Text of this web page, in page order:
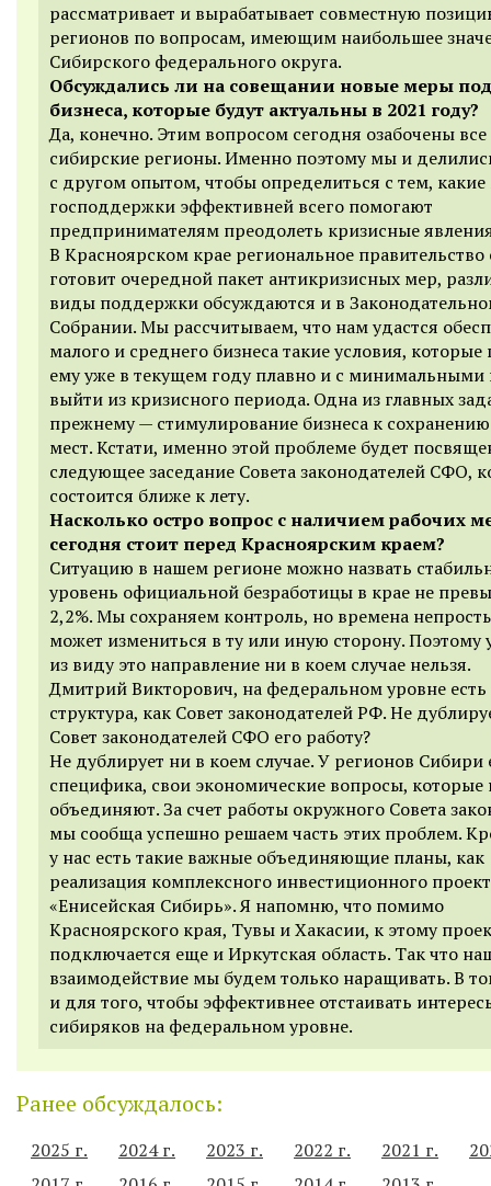
рассматривает и вырабатывает совместную
регионов по вопросам, имеющим наибольшее
Сибирского федерального округа.
Обсуждались ли на совещании новые меры
бизнеса, которые будут актуальны в 2021 году?
Да, конечно. Этим вопросом сегодня озабочены все
сибирские регионы. Именно поэтому мы и
с другом опытом, чтобы определиться с тем,
господдержки эффективней всего помогают
предпринимателям преодолеть кризисные
В Красноярском крае региональное правительство
готовит очередной пакет антикризисных мер,
виды поддержки обсуждаются и в
Собрании. Мы рассчитываем, что нам удастся
малого и среднего бизнеса такие условия, которые
ему уже в текущем году плавно и с минимальными
выйти из кризисного периода. Одна из главных
прежнему — стимулирование бизнеса к
мест. Кстати, именно этой проблеме будет
следующее заседание Совета законодателей СФО,
состоится ближе к лету.
Насколько остро вопрос с наличием рабочих
сегодня стоит перед Красноярским краем?
Ситуацию в нашем регионе можно назвать
уровень официальной безработицы в крае не
2,2%. Мы сохраняем контроль, но времена
может измениться в ту или иную сторону. Поэтому
из виду это направление ни в коем случае нельзя.
Дмитрий Викторович, на федеральном уровне есть
структура, как Совет законодателей РФ. Не
Совет законодателей СФО его работу?
Не дублирует ни в коем случае. У регионов Сибири
специфика, свои экономические вопросы, которые
объединяют. За счет работы окружного Совета
мы сообща успешно решаем часть этих проблем.
у нас есть такие важные объединяющие планы, как
реализация комплексного инвестиционного
«Енисейская Сибирь». Я напомню, что помимо
Красноярского края, Тувы и Хакасии, к этому
подключается еще и Иркутская область. Так что
взаимодействие мы будем только наращивать. В
и для того, чтобы эффективнее отстаивать
сибиряков на федеральном уровне.
Ранее обсуждалось:
2025 г. 2024 г. 2023 г. 2022 г. 2021 г.